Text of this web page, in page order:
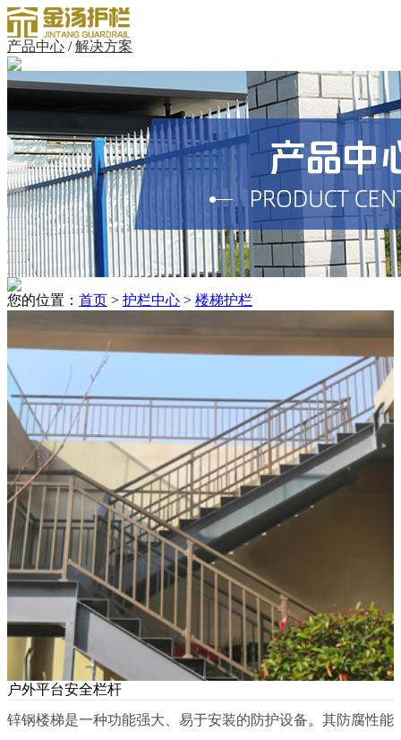
产品中心 /解决方案
您的位置： 首页 > 护栏中心 > 楼梯护栏
户外平台安全栏杆
锌钢楼梯是一种功能强大、易于安装的防护设备。其防腐性能